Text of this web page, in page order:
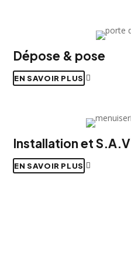
Dépose & pose
EN SAVOIR PLUS
Installation et S.A.V
EN SAVOIR PLUS